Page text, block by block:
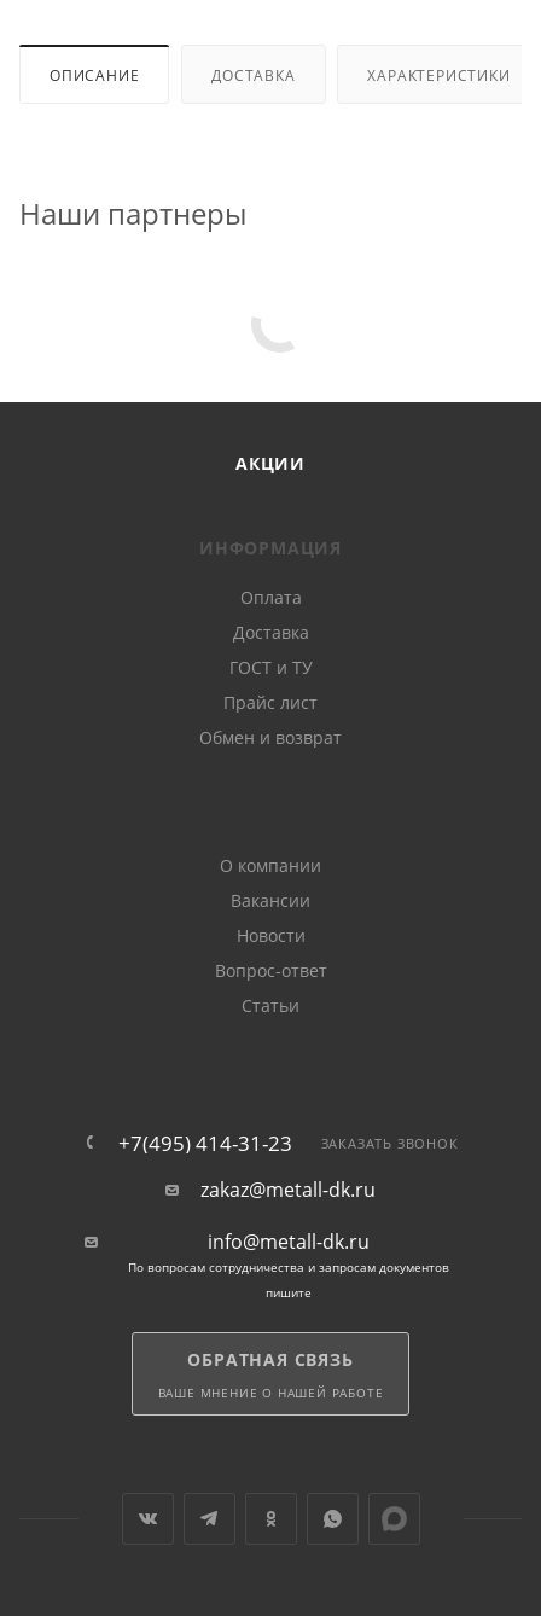
ОПИСАНИЕ ДОСТАВКА ХАРАКТЕРИСТИКИ
Наши партнеры
АКЦИИ
ИНФОРМАЦИЯ
Оплата
Доставка
ГОСТ и ТУ
Прайс лист
Обмен и возврат
О компании
Вакансии
Новости
Вопрос-ответ
Статьи
+7(495) 414-31-23 ЗАКАЗАТЬ ЗВОНОК
zakaz@metall-dk.ru
info@metall-dk.ru
По вопросам сотрудничества и запросам документов
пишите
ОБРАТНАЯ СВЯЗЬ
ВАШЕ МНЕНИЕ О НАШЕЙ РАБОТЕ